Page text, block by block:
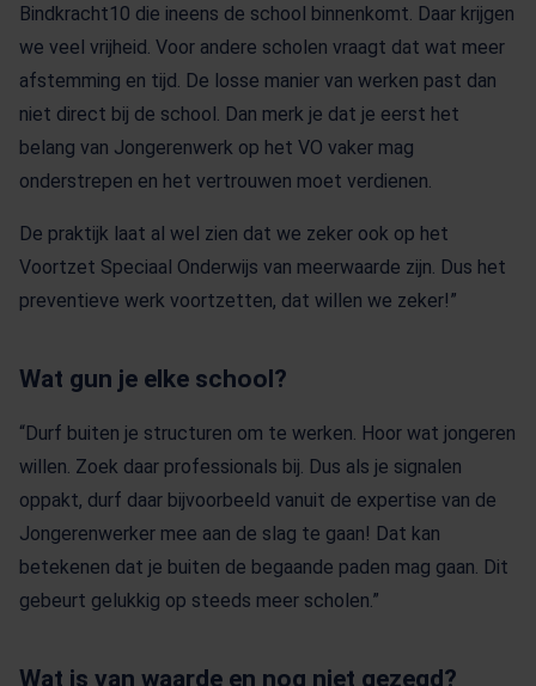
Bindkracht10 die ineens de school binnenkomt. Daar krijgen
we veel vrijheid. Voor andere scholen vraagt dat wat meer
afstemming en tijd. De losse manier van werken past dan
niet direct bij de school. Dan merk je dat je eerst het
belang van Jongerenwerk op het VO vaker mag
onderstrepen en het vertrouwen moet verdienen.
De praktijk laat al wel zien dat we zeker ook op het
Voortzet Speciaal Onderwijs van meerwaarde zijn. Dus het
preventieve werk voortzetten, dat willen we zeker!”
Wat gun je elke school?
“Durf buiten je structuren om te werken. Hoor wat jongeren
willen. Zoek daar professionals bij. Dus als je signalen
oppakt, durf daar bijvoorbeeld vanuit de expertise van de
Jongerenwerker mee aan de slag te gaan! Dat kan
betekenen dat je buiten de begaande paden mag gaan. Dit
gebeurt gelukkig op steeds meer scholen.”
Wat is van waarde en nog niet gezegd?